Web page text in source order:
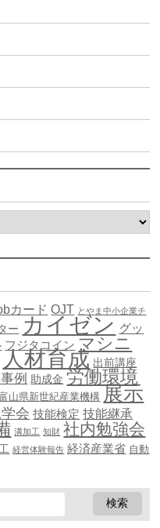
カード OJT とやま中小企業チ
ー カイゼン グッ
フジタコイン マシニ
人材育成 出前講座
例 助成金 労働環境
山県新世紀産業機構 展示
会 技能検定 技能継承
溝加工 知財 社内勉強会
経営体験報告 経済産業省 自動